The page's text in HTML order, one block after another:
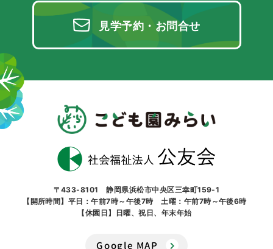
見学予約・お問合せ
〒433-8101 静岡県浜松市中央区三幸町159-1
【開所時間】平日：午前7時～午後7時 土曜：午前7時～午後6時
【休園日】日曜、祝日、年末年始
Google MAP